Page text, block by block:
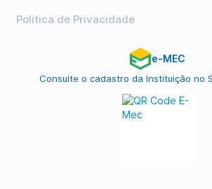
Política de Privacidade
e-MEC
Consulte o cadastro da Instituição no